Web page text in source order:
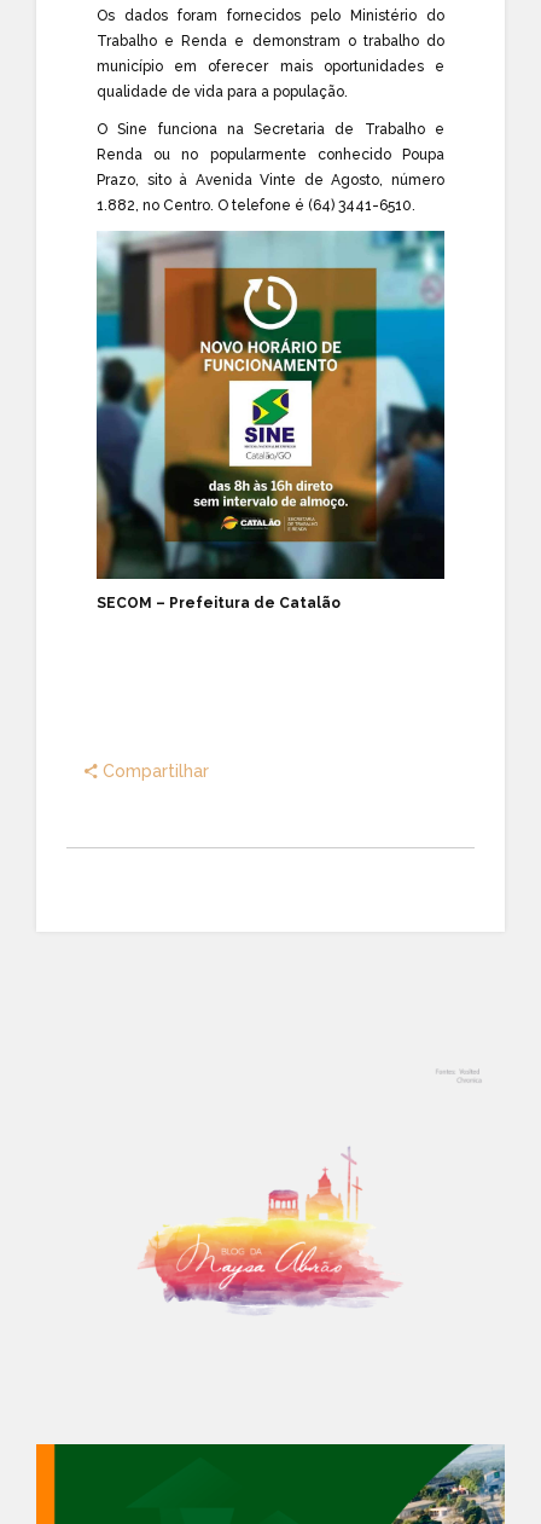
Os dados foram fornecidos pelo Ministério do
Trabalho e Renda e demonstram o trabalho do
município em oferecer mais oportunidades e
qualidade de vida para a população.
O Sine funciona na Secretaria de Trabalho e
Renda ou no popularmente conhecido Poupa
Prazo, sito à Avenida Vinte de Agosto, número
1.882, no Centro. O telefone é (64) 3441-6510.
SECOM – Prefeitura de Catalão
Compartilhar